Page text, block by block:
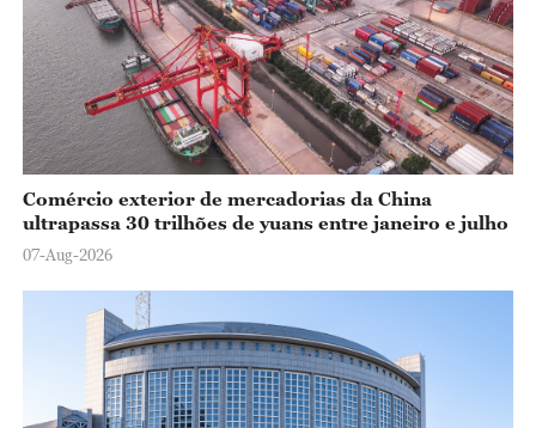
Comércio exterior de mercadorias da China
ultrapassa 30 trilhões de yuans entre janeiro e julho
07-Aug-2026